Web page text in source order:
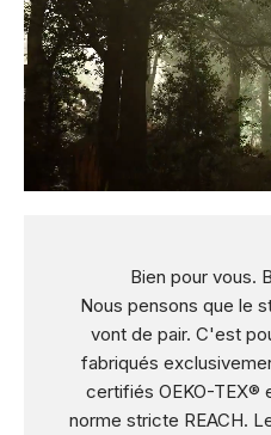
Bien pour vous.
Nous pensons que le
vont de pair. C'est
fabriqués
certifiés OEKO-TEX®
norme stricte REACH.